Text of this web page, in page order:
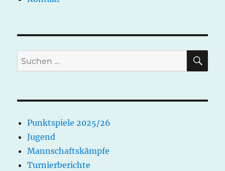
Suchen
nach:
Punktspiele 2025/26
Jugend
Mannschaftskämpfe
Turnierberichte